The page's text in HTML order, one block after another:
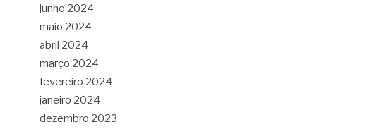
junho 2024
maio 2024
abril 2024
março 2024
fevereiro 2024
janeiro 2024
dezembro 2023